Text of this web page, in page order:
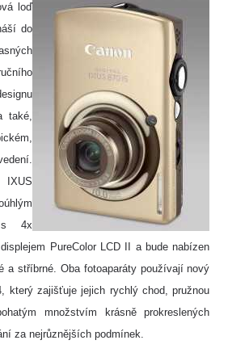
loď
do
také,
IXUS
s 4x
PureColor LCD II a bude nabízen
a stříbrné. Oba fotoaparáty používají nový
který zajišťuje jejich rychlý chod, pružnou
množstvím krásně prokreslených
za nejrůznějších podmínek.